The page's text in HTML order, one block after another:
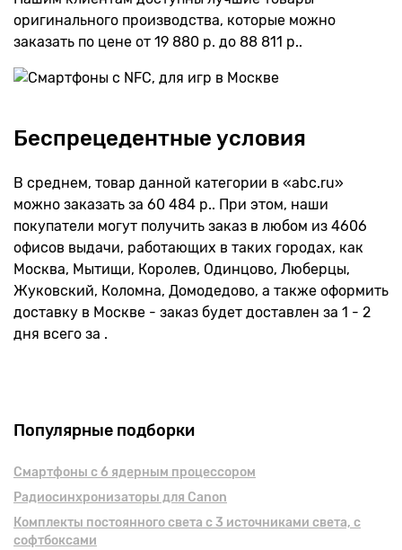
оригинального производства, которые можно
заказать по цене от 19 880 р. до 88 811 р..
Беспрецедентные условия
В среднем, товар данной категории в «abc.ru»
можно заказать за 60 484 р.. При этом, наши
покупатели могут получить заказ в любом из 4606
офисов выдачи, работающих в таких городах, как
Москва, Мытищи, Королев, Одинцово, Люберцы,
Жуковский, Коломна, Домодедово, а также оформить
доставку в Москве - заказ будет доставлен за 1 - 2
дня всего за .
Популярные подборки
Смартфоны с 6 ядерным процессором
Радиосинхронизаторы для Canon
Комплекты постоянного света с 3 источниками света, с
софтбоксами